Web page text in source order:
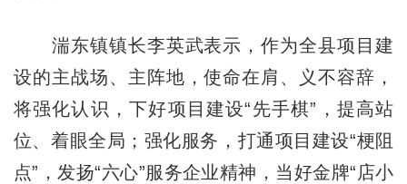
湍东镇镇长李英武表示，作为全县项目建
设的主战场、主阵地，使命在肩、义不容辞，
将强化认识，下好项目建设“先手棋”，提高站
位、着眼全局；强化服务，打通项目建设“梗阻
点”，发扬“六心”服务企业精神，当好金牌“店小